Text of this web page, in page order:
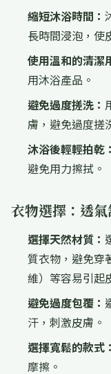
縮短沐浴時間：
長時間浸泡，使
使用溫和的清潔
用沐浴產品。
避免過度搓洗：
膚，避免過度搓
沐浴後輕輕拍乾：
避免用力擦拭。
衣物選擇：透
選擇天然材質：
質衣物，避免穿
維）等容易引起
避免過度包覆：
汗，刺激皮膚。
選擇寬鬆的款式：
摩擦。